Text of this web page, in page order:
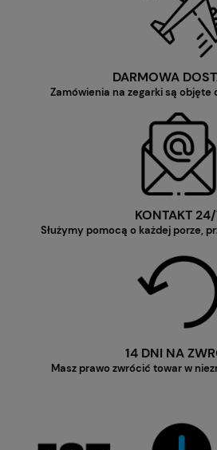
DARMOWA
Zamówienia na zegarki są objęte
KONTAKT
Służymy pomocą o każdej porze,
14 DNI NA
Masz prawo zwrócić towar w